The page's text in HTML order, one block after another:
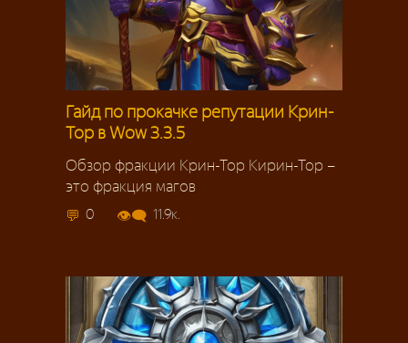
Гайд по прокачке репутации Крин-
Тор в Wow 3.3.5
Обзор фракции Крин-Тор Кирин-Тор –
это фракция магов
0 11.9к.